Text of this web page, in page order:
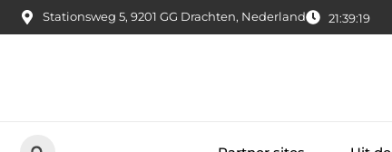
Stationsweg 5, 9201 GG Drachten, Nederland 21:39:21